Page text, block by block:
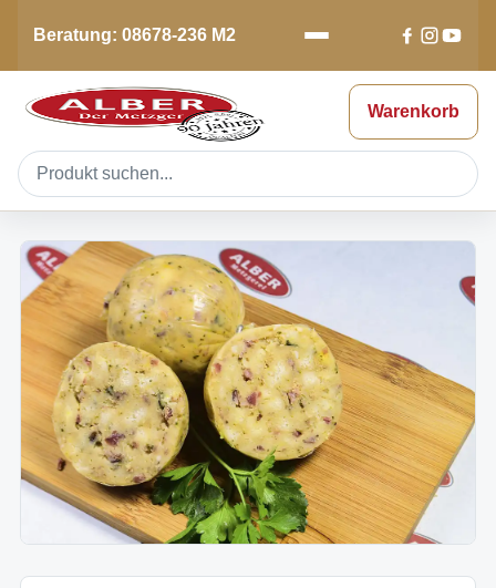
Beratung: 08678-236 M2
Warenkorb